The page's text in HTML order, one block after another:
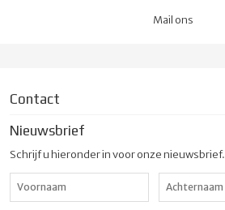
Mail ons
Contact
Nieuwsbrief
Schrijf u hieronder in voor onze nieuwsbrief.